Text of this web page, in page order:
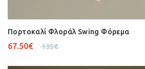
Πορτοκαλί Φλοράλ Swing Φόρεμα
135€
67.50€